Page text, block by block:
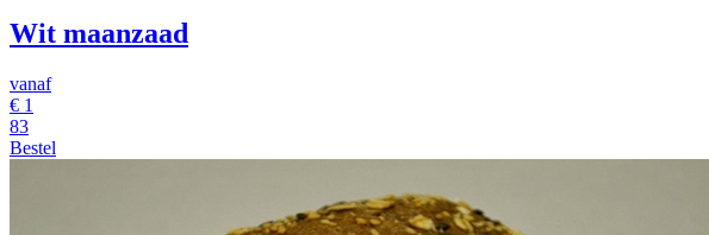
Wit maanzaad
vanaf
€ 1
83
Bestel